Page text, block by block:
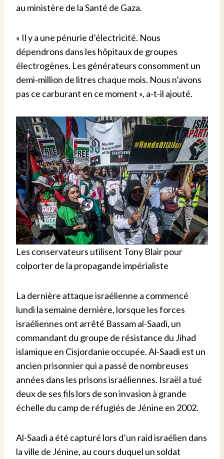
au ministère de la Santé de Gaza.
« Il y a une pénurie d’électricité. Nous
dépendrons dans les hôpitaux de groupes
électrogènes. Les générateurs consomment un
demi-million de litres chaque mois. Nous n’avons
pas ce carburant en ce moment », a-t-il ajouté.
Les conservateurs utilisent Tony Blair pour
colporter de la propagande impérialiste
La dernière attaque israélienne a commencé
lundi la semaine dernière, lorsque les forces
israéliennes ont arrêté Bassam al-Saadi, un
commandant du groupe de résistance du Jihad
islamique en Cisjordanie occupée.Al-Saadi est un
ancien prisonnier qui a passé de nombreuses
années dans les prisons israéliennes. Israël a tué
deux de ses fils lors de son invasion à grande
échelle du camp de réfugiés de Jénine en 2002.
Al-Saadi a été capturé lors d’un raid israélien dans
la ville de Jénine, au cours duquel un soldat